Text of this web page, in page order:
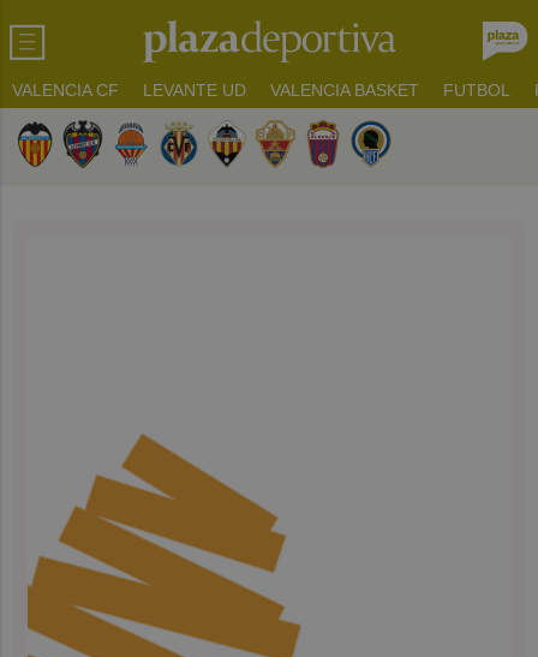
VALENCIA CF LEVANTE UD VALENCIA BASKET FUTBOL